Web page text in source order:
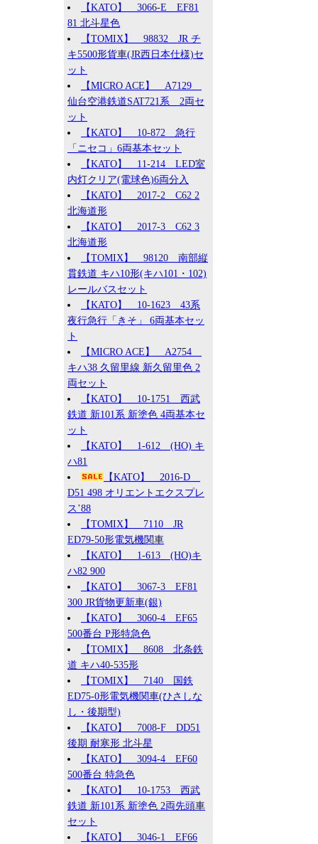
【KATO】 3066-E EF81
81 北斗星色
【TOMIX】 98832 JR チ
キ5500形貨車(JR西日本仕様)セ
ット
【MICRO ACE】 A7129
仙台空港鉄道SAT721系 2両セ
ット
【KATO】 10-872 急行
「ニセコ」6両基本セット
【KATO】 11-214 LED室
内灯クリア(電球色)6両分入
【KATO】 2017-2 C62 2
北海道形
【KATO】 2017-3 C62 3
北海道形
【TOMIX】 98120 南部縦
貫鉄道 キハ10形(キハ101・102)
レールバスセット
【KATO】 10-1623 43系
夜行急行「きそ」 6両基本セッ
ト
【MICRO ACE】 A2754
キハ38 久留里線 新久留里色 2
両セット
【KATO】 10-1751 西武
鉄道 新101系 新塗色 4両基本セ
ット
【KATO】 1-612 (HO) キ
ハ81
【KATO】 2016-D
D51 498 オリエントエクスプレ
ス’88
【TOMIX】 7110 JR
ED79-50形電気機関車
【KATO】 1-613 (HO)キ
ハ82 900
【KATO】 3067-3 EF81
300 JR貨物更新車(銀)
【KATO】 3060-4 EF65
500番台 P形特急色
【TOMIX】 8608 北条鉄
道 キハ40-535形
【TOMIX】 7140 国鉄
ED75-0形電気機関車(ひさしな
し・後期型)
【KATO】 7008-F DD51
後期 耐寒形 北斗星
【KATO】 3094-4 EF60
500番台 特急色
【KATO】 10-1753 西武
鉄道 新101系 新塗色 2両先頭車
セット
【KATO】 3046-1 EF66